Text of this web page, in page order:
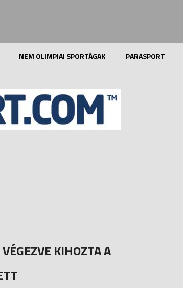
NEM OLIMPIAI SPORTÁGAK PARASPORT
KIHOZTA A